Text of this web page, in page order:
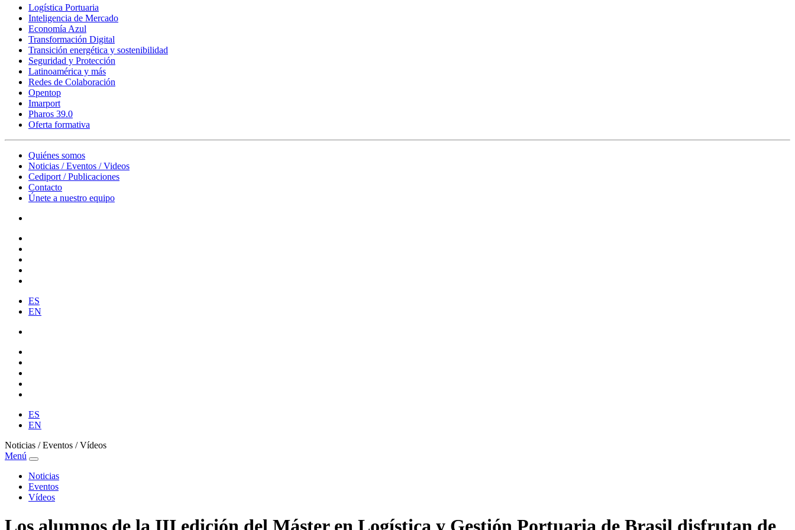
Logística Portuaria
Inteligencia de Mercado
Economía Azul
Transformación Digital
Transición energética y sostenibilidad
Seguridad y Protección
Latinoamérica y más
Redes de Colaboración
Opentop
Imarport
Pharos 39.0
Oferta formativa
Quiénes somos
Noticias / Eventos / Videos
Cediport / Publicaciones
Contacto
Únete a nuestro equipo
ES
EN
ES
EN
Noticias / Eventos / Vídeos
Menú
Noticias
Eventos
Vídeos